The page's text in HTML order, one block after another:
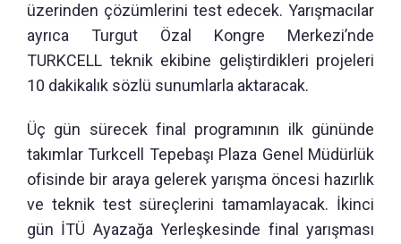
üzerinden çözümlerini test edecek. Yarışmacılar
ayrıca Turgut Özal Kongre Merkezi’nde
TURKCELL teknik ekibine geliştirdikleri projeleri
10 dakikalık sözlü sunumlarla aktaracak.
Üç gün sürecek final programının ilk gününde
takımlar Turkcell Tepebaşı Plaza Genel Müdürlük
ofisinde bir araya gelerek yarışma öncesi hazırlık
ve teknik test süreçlerini tamamlayacak. İkinci
gün İTÜ Ayazağa Yerleşkesinde final yarışması